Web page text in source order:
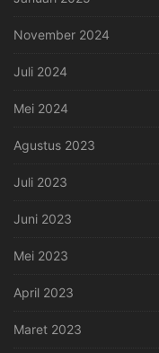
November 2024
Juli 2024
Mei 2024
Agustus 2023
Juli 2023
Juni 2023
Mei 2023
April 2023
Maret 2023